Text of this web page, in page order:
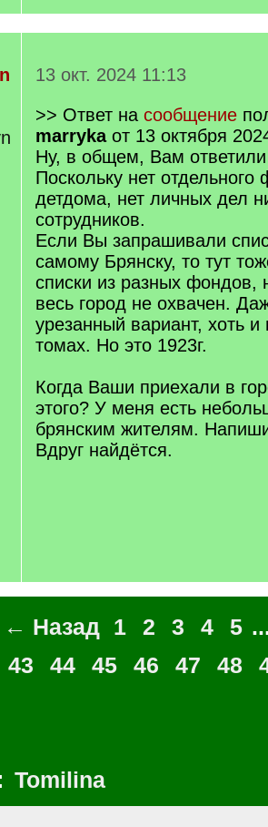
13 окт. 2024 11:13
>> Ответ на сообщение
marrykaот 13 октября
Ну, в общем, Вам ответили
Поскольку нет отдельного
детдома, нет личных дел
сотрудников.
Если Вы запрашивали
самому Брянску, то тут
списки из разных фондов,
весь город не охвачен.
урезанный вариант, хоть и
томах. Но это 1923г.
Когда Ваши приехали в
этого? У меня есть
брянским жителям.
Вдруг найдётся.
← Назад 1 2 3 4 5
43 44 45 46 47 48
Tomilina